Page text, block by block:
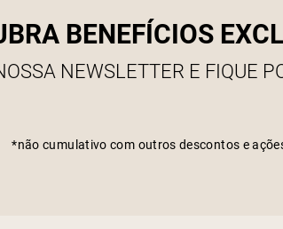
BENEFÍCIOS
NEWSLETTER E FIQUE
*não cumulativo com outros descontos e